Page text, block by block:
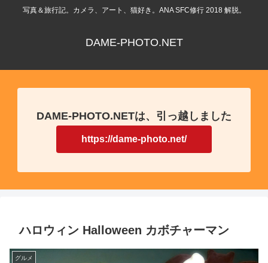
写真＆旅行記。カメラ、アート、猫好き。ANA SFC修行 2018 解脱。
DAME-PHOTO.NET
DAME-PHOTO.NETは、引っ越しました
https://dame-photo.net/
ハロウィン Halloween カボチャーマン
グルメ